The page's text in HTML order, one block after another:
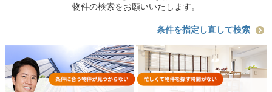
物件の検索をお願いいたします。
条件を指定し直して検索